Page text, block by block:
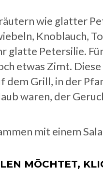
wie glatter
Knoblauch,
glatte Petersilie.
etwas Zimt.
Grill, in der
waren, der
mit einem
MÖCHTET,